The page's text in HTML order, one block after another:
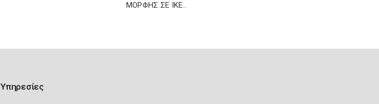
ΜΟΡΦΗΣ ΣΕ ΙΚΕ..
Υπηρεσίες